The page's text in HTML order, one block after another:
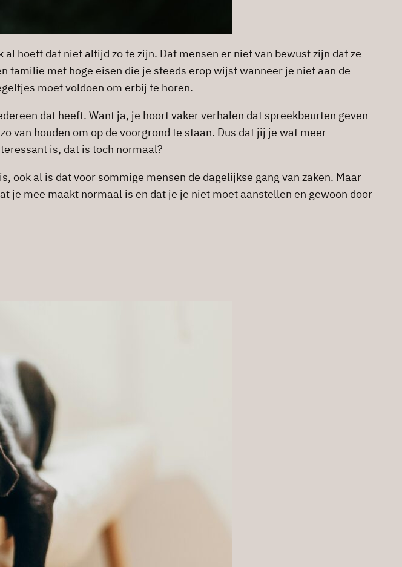
hoeft dat niet altijd zo te zijn. Dat mensen er niet van bewust zijn dat ze
familie met hoge eisen die je steeds erop wijst wanneer je niet aan de
moet voldoen om erbij te horen.
dat heeft. Want ja, je hoort vaker verhalen dat spreekbeurten geven
van houden om op de voorgrond te staan. Dus dat jij je wat meer
is, dat is toch normaal?
ook al is dat voor sommige mensen de dagelijkse gang van zaken. Maar
je mee maakt normaal is en dat je je niet moet aanstellen en gewoon door